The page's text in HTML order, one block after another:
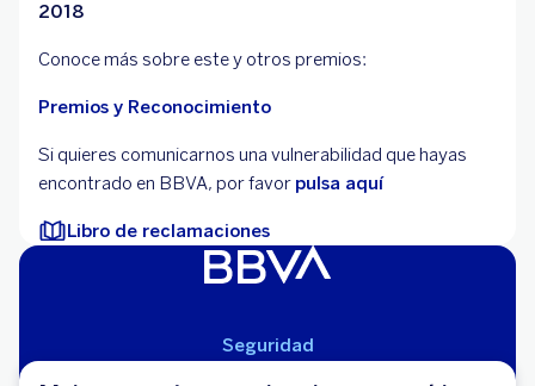
2018
Conoce más sobre este y otros premios:
Premios y Reconocimiento
Si quieres comunicarnos una vulnerabilidad que hayas
encontrado en BBVA, por favor pulsa aquí
Libro de reclamaciones
Seguridad